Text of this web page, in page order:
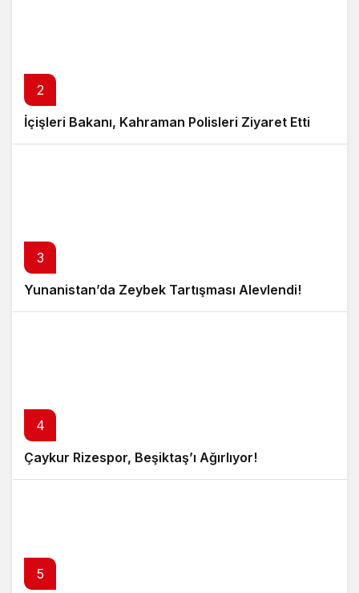
2
İçişleri Bakanı, Kahraman Polisleri Ziyaret Etti
3
Yunanistan’da Zeybek Tartışması Alevlendi!
4
Çaykur Rizespor, Beşiktaş’ı Ağırlıyor!
5